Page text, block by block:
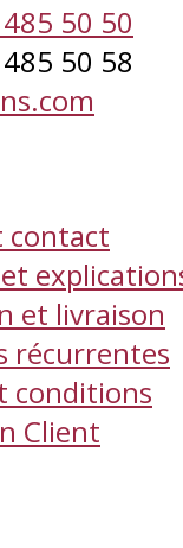
50 50
50 58
contact
et livraison
récurrentes
conditions
Client